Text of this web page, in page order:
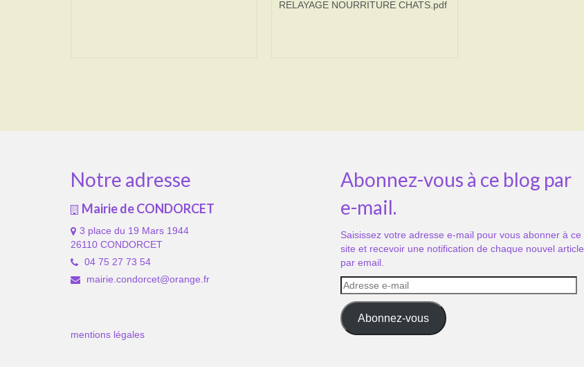
RELAYAGE NOURRITURE CHATS.pdf
Notre adresse
Mairie de CONDORCET
3 place du 19 Mars 1944
26110 CONDORCET
04 75 27 73 54
mairie.condorcet@orange.fr
mentions légales
Abonnez-vous à ce blog par
e-mail.
Saisissez votre adresse e-mail pour vous abonner à ce
site et recevoir une notification de chaque nouvel article
par email.
Adresse
e-
mail
Abonnez-vous